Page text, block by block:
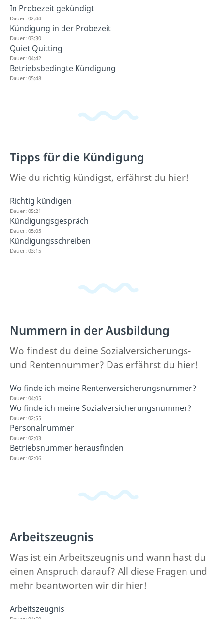
In Probezeit gekündigt
Dauer: 02:44
Kündigung in der Probezeit
Dauer: 03:30
Quiet Quitting
Dauer: 04:42
Betriebsbedingte Kündigung
Dauer: 05:48
Tipps für die Kündigung
Wie du richtig kündigst, erfährst du hier!
Richtig kündigen
Dauer: 05:21
Kündigungsgespräch
Dauer: 05:05
Kündigungsschreiben
Dauer: 03:15
Nummern in der Ausbildung
Wo findest du deine Sozialversicherungs-
und Rentennummer? Das erfährst du hier!
Wo finde ich meine Rentenversicherungsnummer?
Dauer: 04:05
Wo finde ich meine Sozialversicherungsnummer?
Dauer: 02:55
Personalnummer
Dauer: 02:03
Betriebsnummer herausfinden
Dauer: 02:06
Arbeitszeugnis
Was ist ein Arbeitszeugnis und wann hast du
einen Anspruch darauf? All diese Fragen und
mehr beantworten wir dir hier!
Arbeitszeugnis